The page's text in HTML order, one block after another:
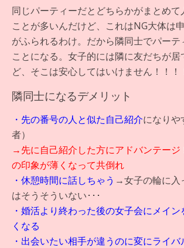
同じパーティーだとどちらかがまとめて
ことが多いんだけど、これはNG大体は
がふられるわけ。だから隣同士でパーテ
ことになる。女子的には隣に友だちが
ど、そこは安心してはいけません！！！
隣同士になるデメリット
・先の番号の人と似た自己紹介になりや
者）
→先に自己紹介した方にアドバンテージ
の印象が薄くなって共倒れ
・休憩時間に話しちゃう →女子の輪に入
はそうそういない･･･
・婚活より終わった後の女子会にメイ
くなる
・出会いたい相手が違うのに変にライ